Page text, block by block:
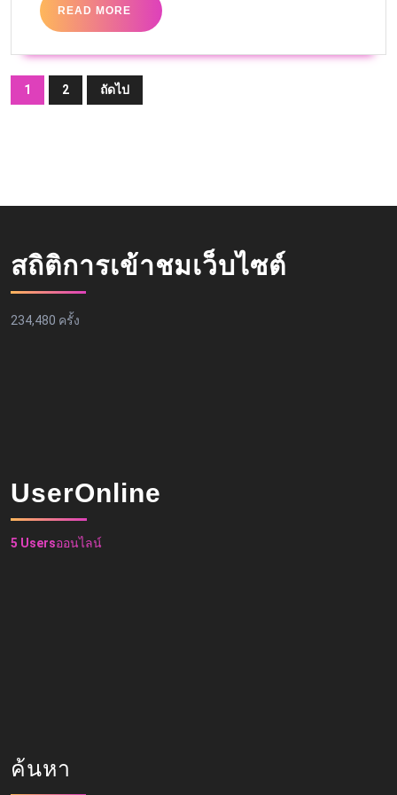
READ MORE
1 2 ถัดไป
สถิติการเข้าชมเว็บไซต์
234,480 ครั้ง
UserOnline
5 Usersออนไลน์
ค้นหา